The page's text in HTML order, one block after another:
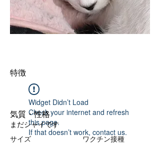
特徴
Widget Didn’t Load
Check your internet and refresh
this page.
If that doesn’t work, contact us.
気質・性格
まだシャイです
サイズ
ワクチン接種